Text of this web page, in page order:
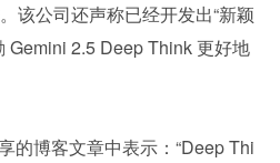
该公司还声称已经开发出“新颖
Gemini 2.5 Deep Think 更好地
的博客文章中表示：“Deep Thi